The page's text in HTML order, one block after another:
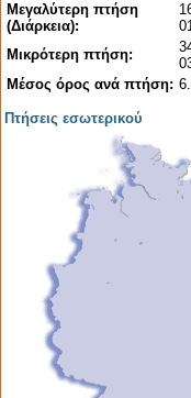
Μεγαλύτερη πτήση
(Διάρκεια):
Μικρότερη πτήση:
Μέσος όρος ανά πτήση:
Πτήσεις εσωτερικού